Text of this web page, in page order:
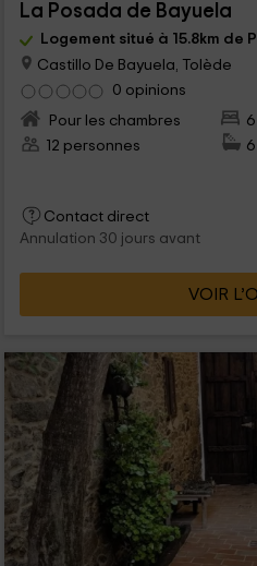
La Posada de Bayuela
Logement situé à 15.8km de
Castillo De Bayuela, Tolède
0 opinions
Pour les chambres
12 personnes
Contact direct
Annulation 30 jours avant
VOIR